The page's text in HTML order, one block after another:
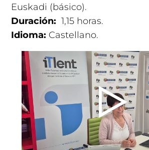
Euskadi (básico).
Duración: 1,15 horas.
Idioma: Castellano.